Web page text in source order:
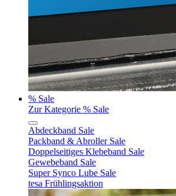
% Sale
Zur Kategorie % Sale
Abdeckband Sale
Packband & Abroller Sale
Doppelseitiges Klebeband Sale
Gewebeband Sale
Super Synco Lube Sale
tesa Frühlingsaktion